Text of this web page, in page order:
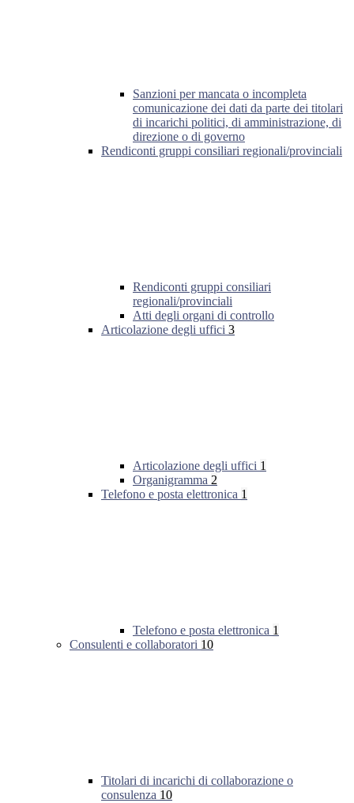
Sanzioni per mancata o incompleta
comunicazione dei dati da parte dei titolari
di incarichi politici, di amministrazione, di
direzione o di governo
Rendiconti gruppi consiliari regionali/provinciali
Rendiconti gruppi consiliari
regionali/provinciali
Atti degli organi di controllo
Articolazione degli uffici 3
Articolazione degli uffici 1
Organigramma 2
Telefono e posta elettronica 1
Telefono e posta elettronica 1
Consulenti e collaboratori 10
Titolari di incarichi di collaborazione o
consulenza 10